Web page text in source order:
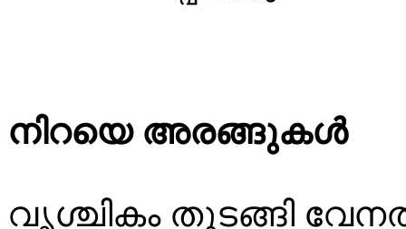
നിറയെ അരങ്ങുകൾ
വൃശ്ചികം തുടങ്ങി